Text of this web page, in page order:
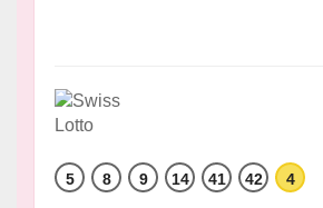
5 8 9 14 41 42 4